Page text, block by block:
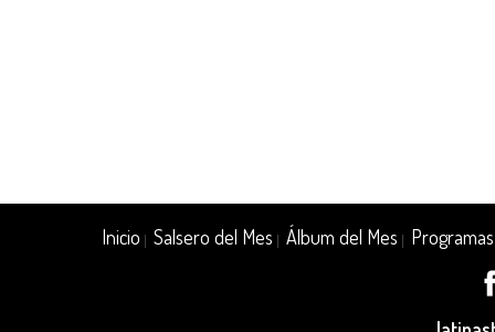
Inicio |Salsero del Mes |Álbum del Mes Programas